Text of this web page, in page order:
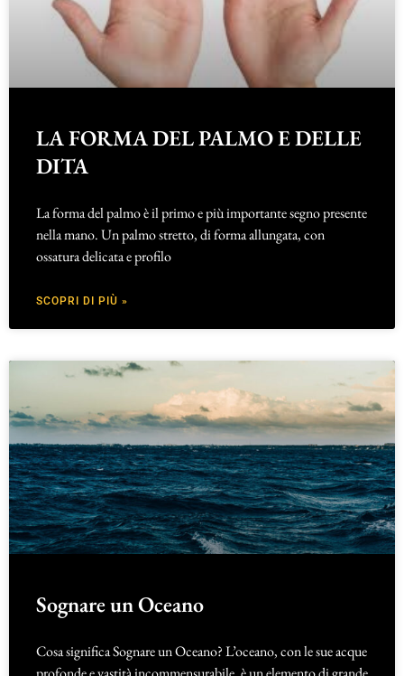
LA FORMA DEL PALMO E DELLE
DITA
La forma del palmo è il primo e più importante segno presente
nella mano. Un palmo stretto, di forma allungata, con
ossatura delicata e profilo
SCOPRI DI PIÙ »
Sognare un Oceano
Cosa significa Sognare un Oceano? L’oceano, con le sue acque